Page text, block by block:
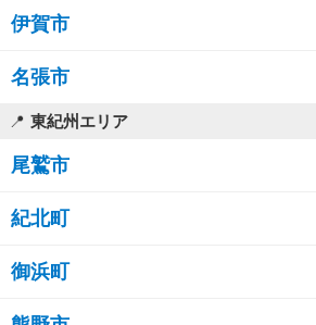
伊賀市
名張市
東紀州エリア
尾鷲市
紀北町
御浜町